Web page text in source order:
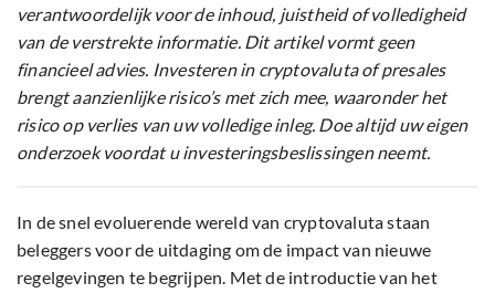
verantwoordelijk voor de inhoud, juistheid of volledigheid
van de verstrekte informatie. Dit artikel vormt geen
financieel advies. Investeren in cryptovaluta of presales
brengt aanzienlijke risico’s met zich mee, waaronder het
risico op verlies van uw volledige inleg. Doe altijd uw eigen
onderzoek voordat u investeringsbeslissingen neemt.
In de snel evoluerende wereld van cryptovaluta staan
beleggers voor de uitdaging om de impact van nieuwe
regelgevingen te begrijpen. Met de introductie van het